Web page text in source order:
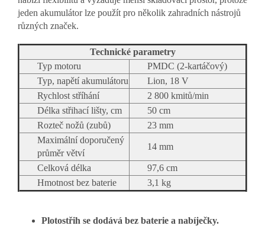
jeden akumulátor lze použít pro několik zahradních nástrojů
různých značek.
Technické parametry
Typ motoru
PMDC (2-kartáčový)
Typ, napětí akumulátoru
Lion, 18 V
Rychlost stříhání
2 800 kmitů/min
Délka střihací lišty, cm
50 cm
Rozteč nožů (zubů)
23 mm
Maximální doporučený
průměr větví
14 mm
Celková délka
97,6 cm
Hmotnost bez baterie
3,1 kg
Plotostřih se dodává bez baterie a nabíječky.